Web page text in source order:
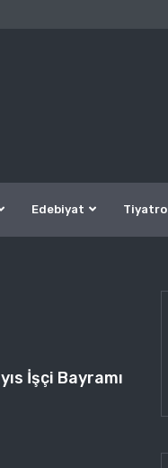
Edebiyat Tiyatro
İşçi Bayramı